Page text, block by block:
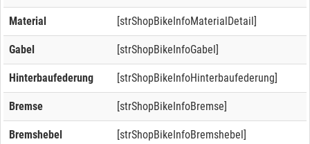
Material [strShopBikeInfoMaterialDetail]
Gabel [strShopBikeInfoGabel]
Hinterbaufederung [strShopBikeInfoHinterbaufederung]
Bremse [strShopBikeInfoBremse]
Bremshebel [strShopBikeInfoBremshebel]